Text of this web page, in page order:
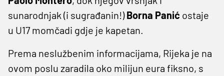
sunarodnjak (i sugrađanin!)Borna Panić ostaje
u U17 momčadi gdje je kapetan.
Prema neslužbenim informacijama, Rijeka je na
ovom poslu zaradila oko milijun eura fiksno, s